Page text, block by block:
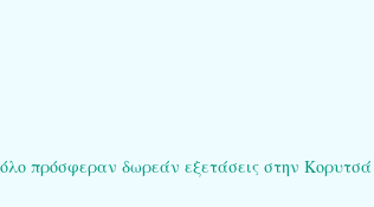
πρόσφεραν δωρεάν εξετάσεις στην Κορυτσά